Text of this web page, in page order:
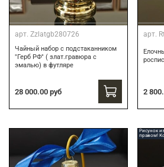
арт. Zzlatgb280726
Чайный набор с подстаканником
"Герб РФ" ( злат.гравюра с
эмалью) в футляре
28 000.00 руб
арт.
2
Рисунок
правом!